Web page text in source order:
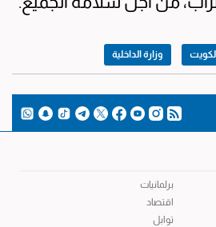
وزارة الداخلية
برلمانيات
اقتصاد
توابل